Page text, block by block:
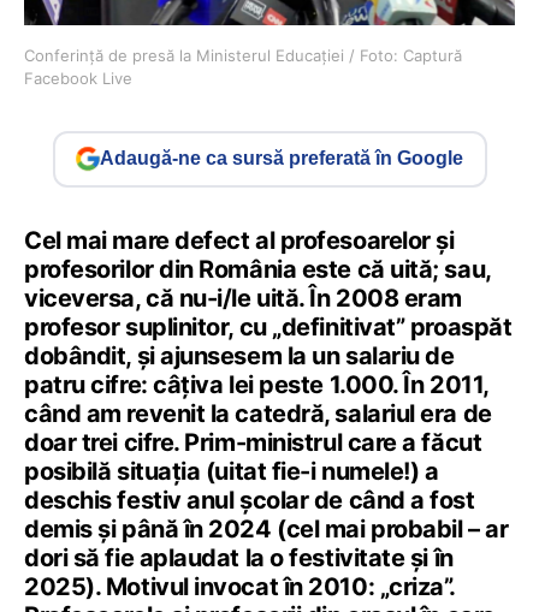
Conferință de presă la Ministerul Educației / Foto: Captură
Facebook Live
Adaugă-ne ca sursă preferată în Google
Cel mai mare defect al profesoarelor și
profesorilor din România este că uită; sau,
viceversa, că nu-i/le uită. În 2008 eram
profesor suplinitor, cu „definitivat” proaspăt
dobândit, și ajunsesem la un salariu de
patru cifre: câțiva lei peste 1.000. În 2011,
când am revenit la catedră, salariul era de
doar trei cifre. Prim-ministrul care a făcut
posibilă situația (uitat fie-i numele!) a
deschis festiv anul școlar de când a fost
demis și până în 2024 (cel mai probabil – ar
dori să fie aplaudat la o festivitate și în
2025). Motivul invocat în 2010: „criza”.